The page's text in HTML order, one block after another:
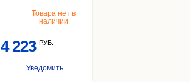
Товара нет в
наличии
4 223 РУБ.
Уведомить